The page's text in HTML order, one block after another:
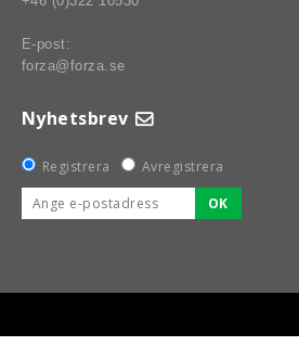
E-post:
forza@forza.se
Nyhetsbrev
Registrera
Avregistrera
OK